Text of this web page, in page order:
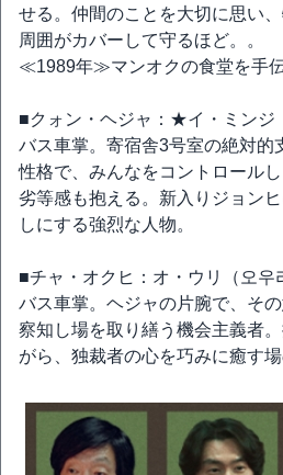
せる。仲間のことを大切に思い
周囲がカバーして守るほど。。
≪1989年≫マンオクの食堂を手伝
■クォン・ヘジャ：★イ・ミンジ
バス車掌。寄宿舎3号室の絶対的
性格で、みんなをコントロール
劣等感も抱える。新入りジョン
しにする強烈な人物。
■チャ・オクヒ：オ・ウリ（오우
バス車掌。ヘジャの片腕で、そ
察知し場を取り繕う機会主義者
がら、独裁者の心を巧みに癒す場